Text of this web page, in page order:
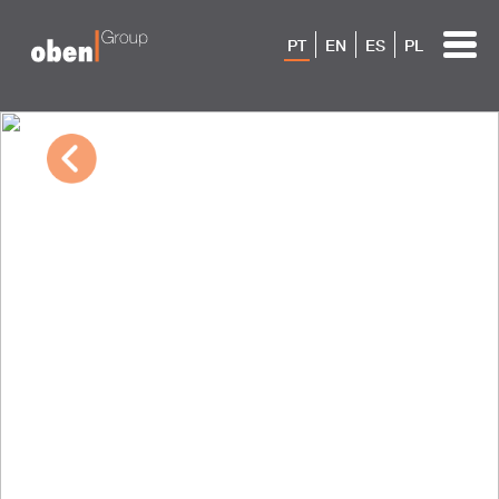
PT EN ES PL